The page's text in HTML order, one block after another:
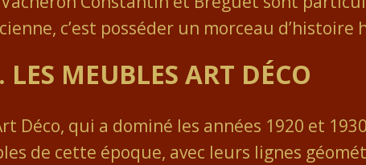
c’est posséder un morceau d’histoire
MEUBLES ART DÉCO
Déco, qui a dominé les années 1920 et
de cette époque, avec leurs lignes